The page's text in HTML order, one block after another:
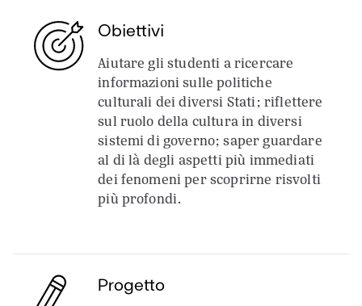
Obiettivi
Aiutare gli studenti a ricercare
informazioni sulle politiche
culturali dei diversi Stati; riflettere
sul ruolo della cultura in diversi
sistemi di governo; saper guardare
al di là degli aspetti più immediati
dei fenomeni per scoprirne risvolti
più profondi.
Progetto